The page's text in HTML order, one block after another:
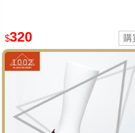
$320